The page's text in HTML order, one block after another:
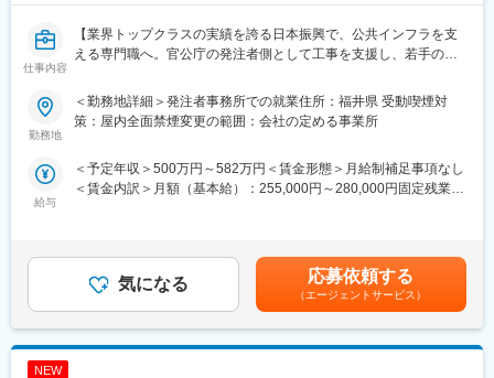
充実した研修体制により着実にキャリアアップを目指せます
・集合研修（2日間）：経営理念や社内規定を学び、企業理解を深
める
・実地研修（1ヶ月～2ヶ月間／各エリアの教育指定店舗）：実際
の店舗での営業を通じてスキルを磨きます
■キャリアパス：
2028年3月までに国内1100店舗を目指しており、キャリアアップ
・2年目：マネージャーに昇進
・3年目：チーフマネージャーに抜擢
さらに社内公募に挑戦し、教育研修や商品開発、海外部門など他
部門で活躍することも可能です。
仕事内容
【業界トップクラスの実績を誇る日本振興で、公共インフラを支
える専門職へ。官公庁の発注者側として工事を支援し、若手のう
■日本振興について：
・公共インフラ分野で業界トップクラスの実績
た業界トップクラスの企業です。長年にわたり信頼と実績を積み
重ねており、未経験からでも「社会に必要とされる仕事」に携わ
＼発注者支援業務とは？／
公共事業の計画や発注に関する支援・補助を行う事業です！施工
会社（ゼネコン）と発注者（官公庁・公共事業主）の間に入るこ
とで発注者側の負担を減らしつつ、施工の質や専門性を担保する
勤務地
＜勤務地詳細＞発注者事務所での就業住所：福井県 受動喫煙対
策：屋内全面禁煙変更の範囲：会社の定める事業所
給与
＜予定年収＞500万円～582万円＜賃金形態＞月給制補足事項なし
＜賃金内訳＞月額（基本給）：255,000円～280,000円固定残業手
＞【昇給】年1回（4月）【賞与】年2回（7月・12月）※別途、特
別賞与有り（業績により支給）【年収例】45歳・中途入社 10年
目（係長）700万円／1級土木+RCCM（基本給28.64万円＋諸手当
＋賞与）賃金はあくまでも目安の金額であり、選考を通じて上下
する可能性があります。月給(月額)は固定手当を含めた表記です。
気になる 応募依頼する
（エージェントサービス）
NEW